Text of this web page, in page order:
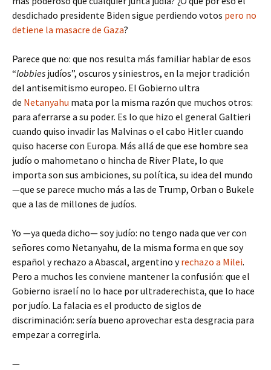
desdichado presidente Biden sigue perdiendo votos pero no
detiene la masacre de Gaza?
Parece que no: que nos resulta más familiar hablar de esos
“lobbies judíos”, oscuros y siniestros, en la mejor tradición
del antisemitismo europeo. El Gobierno ultra
de Netanyahu mata por la misma razón que muchos otros:
para aferrarse a su poder. Es lo que hizo el general Galtieri
cuando quiso invadir las Malvinas o el cabo Hitler cuando
quiso hacerse con Europa. Más allá de que ese hombre sea
judío o mahometano o hincha de River Plate, lo que
importa son sus ambiciones, su política, su idea del mundo
—que se parece mucho más a las de Trump, Orban o Bukele
que a las de millones de judíos.
Yo —ya queda dicho— soy judío: no tengo nada que ver con
señores como Netanyahu, de la misma forma en que soy
español y rechazo a Abascal, argentino yrechazo a Milei.
Pero a muchos les conviene mantener la confusión: que el
Gobierno israelí no lo hace por ultraderechista, que lo hace
por judío. La falacia es el producto de siglos de
discriminación: sería bueno aprovechar esta desgracia para
empezar a corregirla.
—